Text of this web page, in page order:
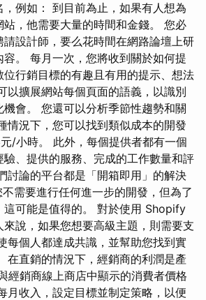
例如： 到目前為止，如果有人想為
，他需要大量的時間和金錢。 您必
設計師，要么花時間在網路論壇上研
。 每月一次，您將收到關於如何提
行銷目標的有趣且有用的提示、想法
以擴展網站每個頁面的語義，以識別
會。 您還可以分析季節性趨勢和關
情況下，您可以找到類似成本的開發
/小時。 此外，每個提供者都有一個
、提供的服務、完成的工作數量和評
討論的平台都是「開箱即用」的解決
不需要進行任何進一步的開發，但為了
這可能是值得的。 對於使用 Shopify
說，如果您想要高級主題，則需要支
每個人都達成共識，並幫助您找到實
在直銷的情況下，經銷商的利潤是產
經銷商線上商店中顯示的消費者價格
月收入，設定目標並制定策略，以便